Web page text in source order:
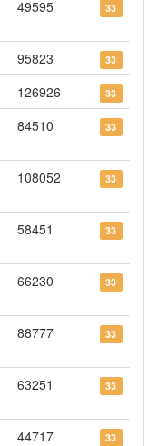
49595 33
95823 33
126926 33
84510 33
108052 33
58451 33
66230 33
88777 33
63251 33
44717 33